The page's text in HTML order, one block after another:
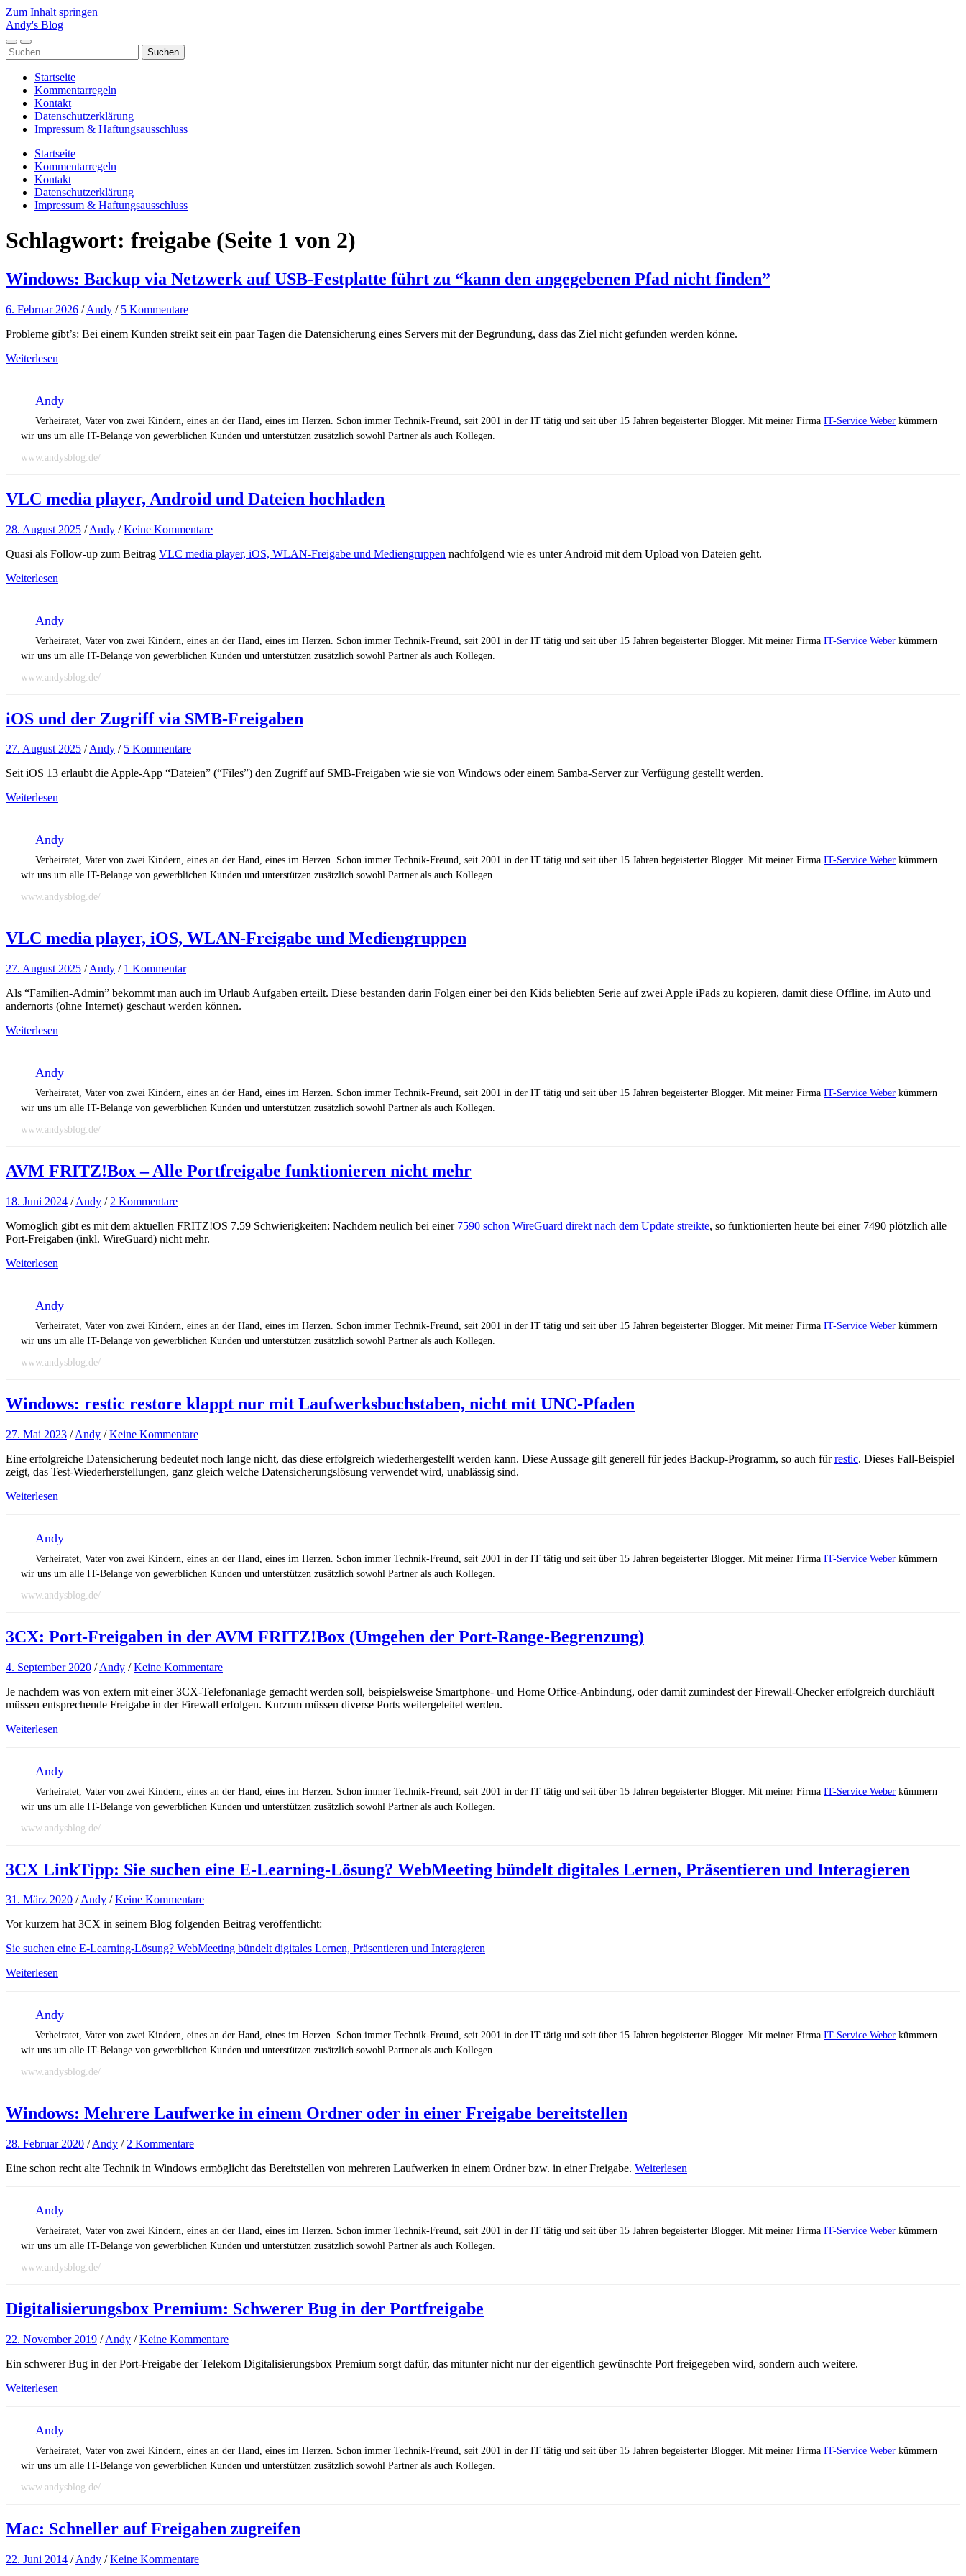
Zum Inhalt springen
Andy's Blog
Mobile-
Menü
Suchfeld
ein-/ausblenden
Suchen
nach:
Startseite
Kommentarregeln
Kontakt
Datenschutzerklärung
Impressum & Haftungsausschluss
Startseite
Kommentarregeln
Kontakt
Datenschutzerklärung
Impressum & Haftungsausschluss
Schlagwort: freigabe (Seite 1 von 2)
Windows: Backup via Netzwerk auf USB-Festplatte führt zu “kann den angegebenen Pfad nicht finden”
6. Februar 2026 /Andy / 5 Kommentare
Probleme gibt’s: Bei einem Kunden streikt seit ein paar Tagen die Datensicherung eines Servers mit der Begründung, dass das Ziel nicht gefunden werden könne.
Weiterlesen
Andy
Verheiratet, Vater von zwei Kindern, eines an der Hand, eines im Herzen. Schon immer Technik-Freund, seit 2001 in der IT tätig und seit über 15 Jahren begeisterter Blogger. Mit meiner Firma IT-Service Weber kümmern
wir uns um alle IT-Belange von gewerblichen Kunden und unterstützen zusätzlich sowohl Partner als auch Kollegen.
www.andysblog.de/
VLC media player, Android und Dateien hochladen
28. August 2025 /Andy /Keine Kommentare
Quasi als Follow-up zum Beitrag VLC media player, iOS, WLAN-Freigabe und Mediengruppen nachfolgend wie es unter Android mit dem Upload von Dateien geht.
Weiterlesen
Andy
Verheiratet, Vater von zwei Kindern, eines an der Hand, eines im Herzen. Schon immer Technik-Freund, seit 2001 in der IT tätig und seit über 15 Jahren begeisterter Blogger. Mit meiner Firma IT-Service Weber kümmern
wir uns um alle IT-Belange von gewerblichen Kunden und unterstützen zusätzlich sowohl Partner als auch Kollegen.
www.andysblog.de/
iOS und der Zugriff via SMB-Freigaben
27. August 2025 /Andy / 5 Kommentare
Seit iOS 13 erlaubt die Apple-App “Dateien” (“Files”) den Zugriff auf SMB-Freigaben wie sie von Windows oder einem Samba-Server zur Verfügung gestellt werden.
Weiterlesen
Andy
Verheiratet, Vater von zwei Kindern, eines an der Hand, eines im Herzen. Schon immer Technik-Freund, seit 2001 in der IT tätig und seit über 15 Jahren begeisterter Blogger. Mit meiner Firma IT-Service Weber kümmern
wir uns um alle IT-Belange von gewerblichen Kunden und unterstützen zusätzlich sowohl Partner als auch Kollegen.
www.andysblog.de/
VLC media player, iOS, WLAN-Freigabe und Mediengruppen
27. August 2025 /Andy / 1 Kommentar
Als “Familien-Admin” bekommt man auch im Urlaub Aufgaben erteilt. Diese bestanden darin Folgen einer bei den Kids beliebten Serie auf zwei Apple iPads zu kopieren, damit diese Offline, im Auto und
andernorts (ohne Internet) geschaut werden können.
Weiterlesen
Andy
Verheiratet, Vater von zwei Kindern, eines an der Hand, eines im Herzen. Schon immer Technik-Freund, seit 2001 in der IT tätig und seit über 15 Jahren begeisterter Blogger. Mit meiner Firma IT-Service Weber kümmern
wir uns um alle IT-Belange von gewerblichen Kunden und unterstützen zusätzlich sowohl Partner als auch Kollegen.
www.andysblog.de/
AVM FRITZ!Box – Alle Portfreigabe funktionieren nicht mehr
18. Juni 2024 /Andy / 2 Kommentare
Womöglich gibt es mit dem aktuellen FRITZ!OS 7.59 Schwierigkeiten: Nachdem neulich bei einer 7590 schon WireGuard direkt nach dem Update streikte, so funktionierten heute bei einer 7490 plötzlich alle
Port-Freigaben (inkl. WireGuard) nicht mehr.
Weiterlesen
Andy
Verheiratet, Vater von zwei Kindern, eines an der Hand, eines im Herzen. Schon immer Technik-Freund, seit 2001 in der IT tätig und seit über 15 Jahren begeisterter Blogger. Mit meiner Firma IT-Service Weber kümmern
wir uns um alle IT-Belange von gewerblichen Kunden und unterstützen zusätzlich sowohl Partner als auch Kollegen.
www.andysblog.de/
Windows: restic restore klappt nur mit Laufwerksbuchstaben, nicht mit UNC-Pfaden
27. Mai 2023 /Andy /Keine Kommentare
Eine erfolgreiche Datensicherung bedeutet noch lange nicht, das diese erfolgreich wiederhergestellt werden kann. Diese Aussage gilt generell für jedes Backup-Programm, so auch fürrestic. Dieses Fall-Beispiel
zeigt, das Test-Wiederherstellungen, ganz gleich welche Datensicherungslösung verwendet wird, unablässig sind.
Weiterlesen
Andy
Verheiratet, Vater von zwei Kindern, eines an der Hand, eines im Herzen. Schon immer Technik-Freund, seit 2001 in der IT tätig und seit über 15 Jahren begeisterter Blogger. Mit meiner Firma IT-Service Weber kümmern
wir uns um alle IT-Belange von gewerblichen Kunden und unterstützen zusätzlich sowohl Partner als auch Kollegen.
www.andysblog.de/
3CX: Port-Freigaben in der AVM FRITZ!Box (Umgehen der Port-Range-Begrenzung)
4. September 2020 /Andy /Keine Kommentare
Je nachdem was von extern mit einer 3CX-Telefonanlage gemacht werden soll, beispielsweise Smartphone- und Home Office-Anbindung, oder damit zumindest der Firewall-Checker erfolgreich durchläuft
müssen entsprechende Freigabe in der Firewall erfolgen. Kurzum müssen diverse Ports weitergeleitet werden.
Weiterlesen
Andy
Verheiratet, Vater von zwei Kindern, eines an der Hand, eines im Herzen. Schon immer Technik-Freund, seit 2001 in der IT tätig und seit über 15 Jahren begeisterter Blogger. Mit meiner Firma IT-Service Weber kümmern
wir uns um alle IT-Belange von gewerblichen Kunden und unterstützen zusätzlich sowohl Partner als auch Kollegen.
www.andysblog.de/
3CX LinkTipp: Sie suchen eine E-Learning-Lösung? WebMeeting bündelt digitales Lernen, Präsentieren und Interagieren
31. März 2020 /Andy /Keine Kommentare
Vor kurzem hat 3CX in seinem Blog folgenden Beitrag veröffentlicht:
Sie suchen eine E-Learning-Lösung? WebMeeting bündelt digitales Lernen, Präsentieren und Interagieren
Weiterlesen
Andy
Verheiratet, Vater von zwei Kindern, eines an der Hand, eines im Herzen. Schon immer Technik-Freund, seit 2001 in der IT tätig und seit über 15 Jahren begeisterter Blogger. Mit meiner Firma IT-Service Weber kümmern
wir uns um alle IT-Belange von gewerblichen Kunden und unterstützen zusätzlich sowohl Partner als auch Kollegen.
www.andysblog.de/
Windows: Mehrere Laufwerke in einem Ordner oder in einer Freigabe bereitstellen
28. Februar 2020 /Andy / 2 Kommentare
Eine schon recht alte Technik in Windows ermöglicht das Bereitstellen von mehreren Laufwerken in einem Ordner bzw. in einer Freigabe. Weiterlesen
Andy
Verheiratet, Vater von zwei Kindern, eines an der Hand, eines im Herzen. Schon immer Technik-Freund, seit 2001 in der IT tätig und seit über 15 Jahren begeisterter Blogger. Mit meiner Firma IT-Service Weber kümmern
wir uns um alle IT-Belange von gewerblichen Kunden und unterstützen zusätzlich sowohl Partner als auch Kollegen.
www.andysblog.de/
Digitalisierungsbox Premium: Schwerer Bug in der Portfreigabe
22. November 2019 /Andy /Keine Kommentare
Ein schwerer Bug in der Port-Freigabe der Telekom Digitalisierungsbox Premium sorgt dafür, das mitunter nicht nur der eigentlich gewünschte Port freigegeben wird, sondern auch weitere.
Weiterlesen
Andy
Verheiratet, Vater von zwei Kindern, eines an der Hand, eines im Herzen. Schon immer Technik-Freund, seit 2001 in der IT tätig und seit über 15 Jahren begeisterter Blogger. Mit meiner Firma IT-Service Weber kümmern
wir uns um alle IT-Belange von gewerblichen Kunden und unterstützen zusätzlich sowohl Partner als auch Kollegen.
www.andysblog.de/
Mac: Schneller auf Freigaben zugreifen
22. Juni 2014 /Andy /Keine Kommentare